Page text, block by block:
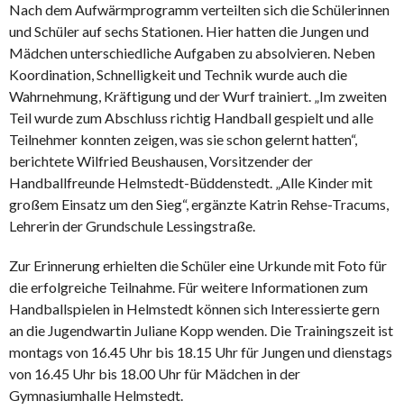
Nach dem Aufwärmprogramm verteilten sich die Schülerinnen
und Schüler auf sechs Stationen. Hier hatten die Jungen und
Mädchen unterschiedliche Aufgaben zu absolvieren. Neben
Koordination, Schnelligkeit und Technik wurde auch die
Wahrnehmung, Kräftigung und der Wurf trainiert. „Im zweiten
Teil wurde zum Abschluss richtig Handball gespielt und alle
Teilnehmer konnten zeigen, was sie schon gelernt hatten“,
berichtete Wilfried Beushausen, Vorsitzender der
Handballfreunde Helmstedt-Büddenstedt. „Alle Kinder mit
großem Einsatz um den Sieg“, ergänzte Katrin Rehse-Tracums,
Lehrerin der Grundschule Lessingstraße.
Zur Erinnerung erhielten die Schüler eine Urkunde mit Foto für
die erfolgreiche Teilnahme. Für weitere Informationen zum
Handballspielen in Helmstedt können sich Interessierte gern
an die Jugendwartin Juliane Kopp wenden. Die Trainingszeit ist
montags von 16.45 Uhr bis 18.15 Uhr für Jungen und dienstags
von 16.45 Uhr bis 18.00 Uhr für Mädchen in der
Gymnasiumhalle Helmstedt.